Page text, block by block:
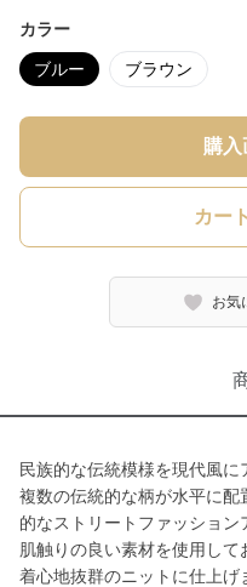
カラー
ブルー ブラウン
購
カー
お気
民族的な伝統模様を現代風に
複数の伝統的な柄が水平に
的なストリートファッション
肌触りの良い素材を使用し
着心地抜群のニットに仕上げ